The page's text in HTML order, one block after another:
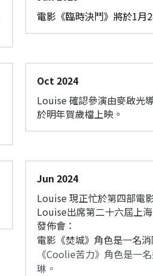
電影《臨時決鬥》將於1月
Oct 2024
Louise 確認參演由麥啟光
於明年賀歲檔上映。
Jun 2024
Louise 現正忙於第四部電
Louise出席第二十六屆上
發佈會：
電影《焚城》角色是一名
《Coolie苦力》角色是一
琳。